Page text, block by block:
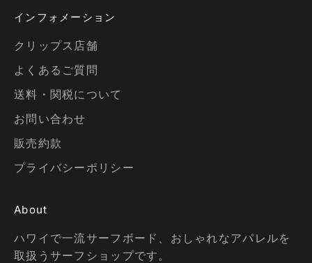
インフォメーション
クリップス店舗
よくあるご質問
送料・関税について
お問い合わせ
販売約款
プライバシーポリシー
About
ハワイで一流サーフボード、おしゃれなアパレルを
取扱うサーフショップです。